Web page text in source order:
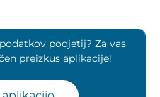
podjetij? Za vas
preizkus aplikacije!